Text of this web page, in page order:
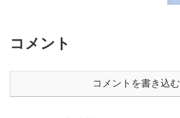
コメント
コメントを書き込む